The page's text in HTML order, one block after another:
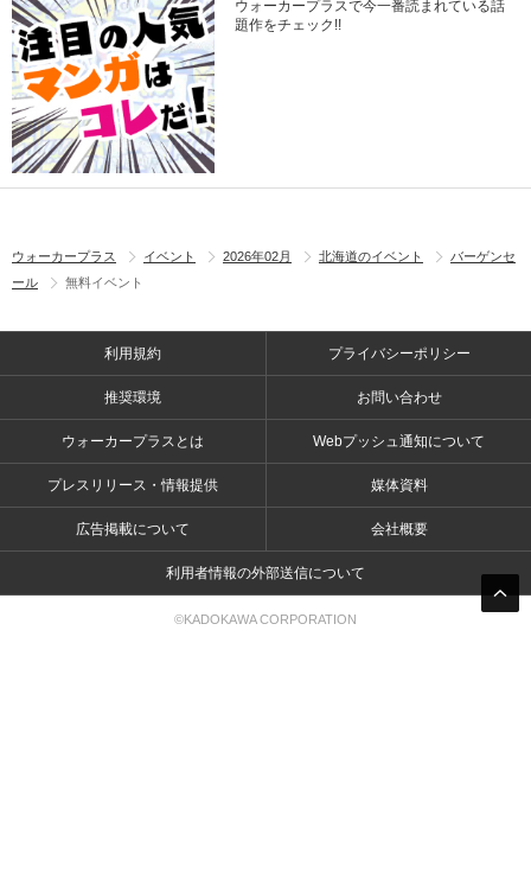
ウォーカープラスで今一番読まれている話
題作をチェック!!
ウォーカープラス イベント 2026年02月 北海道のイベント
バーゲンセ
ール
無料イベント
利用規約 プライバシーポリシー
推奨環境 お問い合わせ
ウォーカープラスとは Webプッシュ通知について
プレスリリース・情報提供 媒体資料
広告掲載について 会社概要
利用者情報の外部送信について
©KADOKAWA CORPORATION